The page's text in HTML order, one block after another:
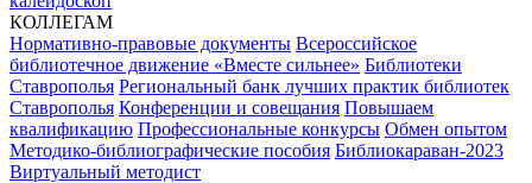
КОЛЛЕГАМ
Нормативно-правовые документы Всероссийское
библиотечное движение «Вместе сильнее» Библиотеки
Ставрополья Региональный банк лучших практик библиотек
Ставрополья Конференции и совещания Повышаем
квалификацию Профессиональные конкурсы Обмен опытом
Методико-библиографические пособия Библиокараван-2023
Виртуальный методист